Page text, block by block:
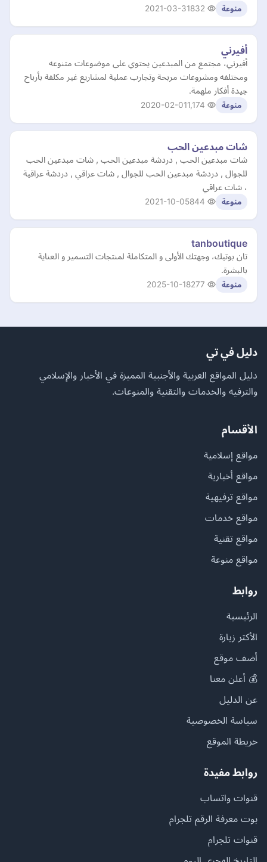
منوعة 2021-03-31
أفيرني
أفيرني، مجتمع من المبدعين يحتوي على موضوعات متنوعه
ومختلفه ومشروعات مربحة وتجارب عملية لمشاريع غير مكلفة بأرباح
جيدة أفكار ملهمة.
منوعة 2020-02-01
شات مبدعين الحب
شات مبدعين الحب , دردشة مبدعين الحب , شات مبدعين الحب
للجوال , دردشة مبدعين الحب للجوال , شات عراقي , دردشة عراقية
، شات عراقي
منوعة 2021-10-05
tanboutique
تان بوتيك، وجهتك الأولى و المتكاملة لمنتجات التسمير و العناية
بالبشرة.
منوعة 2025-10-18
دليل في تي
دليل المواقع العربية والأجنبية المميزة في الأخبار والإسلامي
والترفيه والخدمات والتقنية والمنوعات.
الأقسام
مواقع إسلامية
مواقع أخبارية
مواقع ترفيهية
مواقع خدمات
مواقع تقنية
مواقع منوعة
روابط
الرئيسية
الأكثر زيارة
أضف موقع
💰 أعلن معنا
عن الدليل
سياسة الخصوصية
خريطة الموقع
روابط مفيدة
قنوات واتساب
بوت معرفة الرقم تلجرام
قنوات تلجرام